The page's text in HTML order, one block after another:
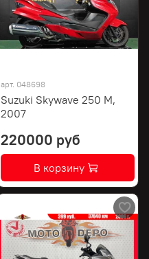
арт. 048698
Suzuki Skywave 250 M,
2007
220000 руб
В корзину